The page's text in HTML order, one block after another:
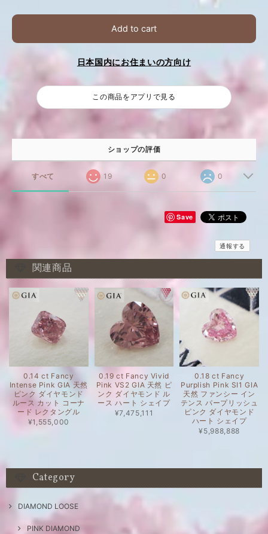
Add to cart
日本国内にお住まいの方向け
この商品をアプリで見る
ショップの評価
すべて 19 0 0
Save
通報する
関連商品
0.14 ct Fancy
Intense Pink GIA 天然
ピンク ダイヤモンド
ルース カット コーナ
ード レクタングル
¥1,555,000
0.19 ct Fancy Vivid
Pink VS2 GIA 天然 ピ
ンク ダイヤモンド ル
ース ハート シェイプ
¥7,475,111
0.18 ct Fancy
Purplish Pink SI1 GIA
天然 ファンシー イン
テンス パープリッシュ
ピンク ダイヤモンド
ハート シェイプ
¥5,988,888
Category
DIAMOND LOOSE
PINK DIAMOND